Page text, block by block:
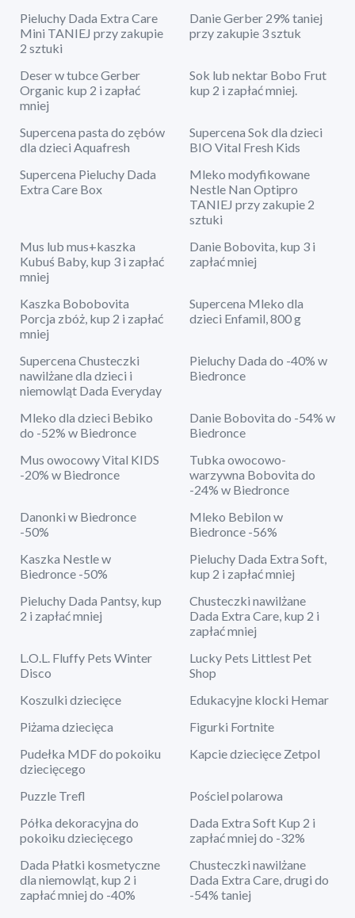
Pieluchy Dada Extra Care
Mini TANIEJ przy zakupie
2 sztuki
Danie Gerber 29% taniej
przy zakupie 3 sztuk
Deser w tubce Gerber
Organic kup 2 i zapłać
mniej
Sok lub nektar Bobo Frut
kup 2 i zapłać mniej.
Supercena pasta do zębów
dla dzieci Aquafresh
Supercena Sok dla dzieci
BIO Vital Fresh Kids
Supercena Pieluchy Dada
Extra Care Box
Mleko modyfikowane
Nestle Nan Optipro
TANIEJ przy zakupie 2
sztuki
Mus lub mus+kaszka
Kubuś Baby, kup 3 i zapłać
mniej
Danie Bobovita, kup 3 i
zapłać mniej
Kaszka Bobobovita
Porcja zbóż, kup 2 i zapłać
mniej
Supercena Mleko dla
dzieci Enfamil, 800 g
Supercena Chusteczki
nawilżane dla dzieci i
niemowląt Dada Everyday
Pieluchy Dada do -40% w
Biedronce
Mleko dla dzieci Bebiko
do -52% w Biedronce
Danie Bobovita do -54% w
Biedronce
Mus owocowy Vital KIDS
-20% w Biedronce
Tubka owocowo-
warzywna Bobovita do
-24% w Biedronce
Danonki w Biedronce
-50%
Mleko Bebilon w
Biedronce -56%
Kaszka Nestle w
Biedronce -50%
Pieluchy Dada Extra Soft,
kup 2 i zapłać mniej
Pieluchy Dada Pantsy, kup
2 i zapłać mniej
Chusteczki nawilżane
Dada Extra Care, kup 2 i
zapłać mniej
L.O.L. Fluffy Pets Winter
Disco
Lucky Pets Littlest Pet
Shop
Koszulki dziecięce
Edukacyjne klocki Hemar
Piżama dziecięca
Figurki Fortnite
Pudełka MDF do pokoiku
dziecięcego
Kapcie dziecięce Zetpol
Puzzle Trefl
Pościel polarowa
Półka dekoracyjna do
pokoiku dziecięcego
Dada Extra Soft Kup 2 i
zapłać mniej do -32%
Dada Płatki kosmetyczne
dla niemowląt, kup 2 i
zapłać mniej do -40%
Chusteczki nawilżane
Dada Extra Care, drugi do
-54% taniej